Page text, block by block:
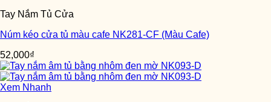
Tay Nắm Tủ Cửa
Núm kéo cửa tủ màu cafe NK281-CF (Màu Cafe)
52,000₫
Xem Nhanh